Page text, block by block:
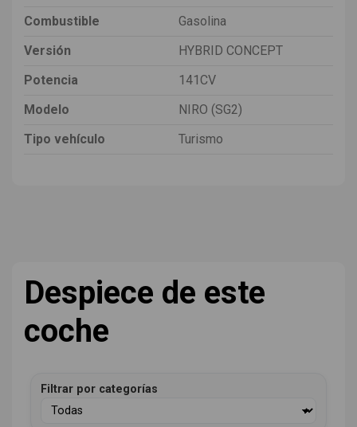
Combustible
Gasolina
Versión
HYBRID CONCEPT
Potencia
141CV
Modelo
NIRO (SG2)
Tipo vehículo
Turismo
Despiece de este
coche
Filtrar por categorías